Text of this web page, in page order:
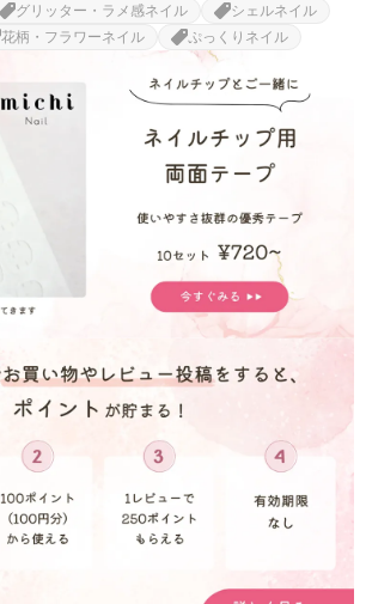
グリッター・ラメ感ネイル
シェルネイル
花柄・フラワーネイル ぷっくりネイル